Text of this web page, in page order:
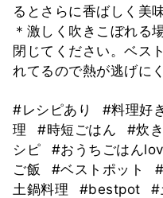
るとさらに香ばしく美
＊激しく吹きこぼれる
閉じてください。ベス
れてるので熱が逃げに
#レシピあり #料理好
理
#時短ごはん #炊
シピ
#おうちごはん
ご飯
#ベストポット
土鍋料理
#bestpot #